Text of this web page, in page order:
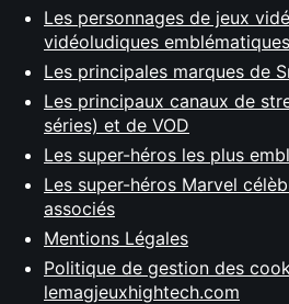
Les personnages de jeux
vidéoludiques emblématiques
Les principales marques de
Les principaux canaux de
séries) et de VOD
Les super-héros les plus
Les super-héros Marvel
associés
Mentions Légales
Politique de gestion des
lemagjeuxhightech.com